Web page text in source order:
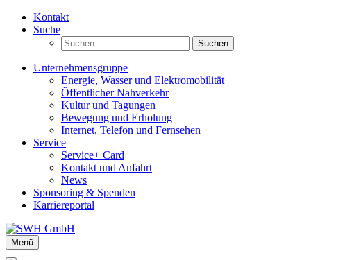
Zum
Inhalt
Kontakt
Suche
Suchen
nach:
Unternehmensgruppe
Energie, Wasser und Elektromobilität
Öffentlicher Nahverkehr
Kultur und Tagungen
Bewegung und Erholung
Internet, Telefon und Fernsehen
Service
Service+ Card
Kontakt und Anfahrt
News
Sponsoring & Spenden
Karriereportal
Menü